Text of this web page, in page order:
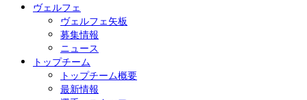
ヴェルフェ
ヴェルフェ矢板
募集情報
ニュース
トップチーム
トップチーム概要
最新情報